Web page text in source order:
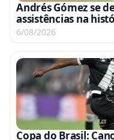
Andrés Gómez se
assistências na
sua estreia
6/08/2026
Copa do Brasil: